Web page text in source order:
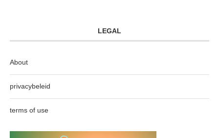
LEGAL
About
privacybeleid
terms of use